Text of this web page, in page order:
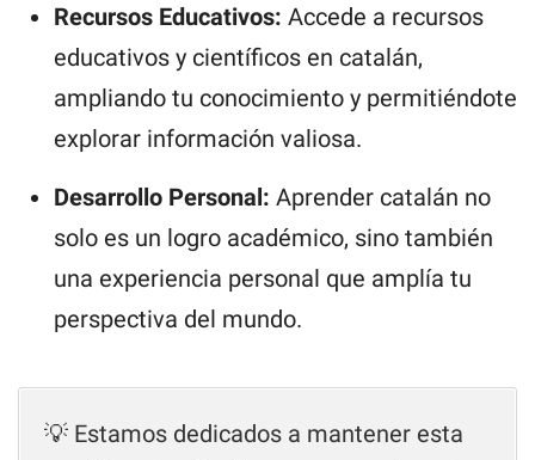
Recursos Educativos: Accede a recursos
educativos y científicos en catalán,
ampliando tu conocimiento y permitiéndote
explorar información valiosa.
Desarrollo Personal: Aprender catalán no
solo es un logro académico, sino también
una experiencia personal que amplía tu
perspectiva del mundo.
💡 Estamos dedicados a mantener esta